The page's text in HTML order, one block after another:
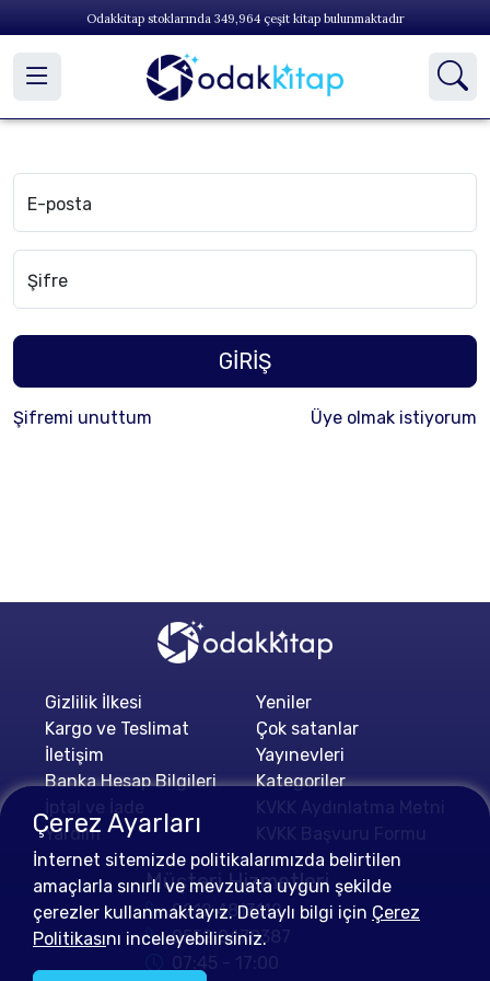
Odakkitap stoklarında 349,964çeşit kitap bulunmaktadır
E-posta
Şifre
GİRİŞ
Şifremi unuttum Üye olmak istiyorum
Gizlilik İlkesi
Kargo ve Teslimat
İletişim
Banka Hesap Bilgileri
Yardım
Yeniler
Çok satanlar
Yayınevleri
Kategoriler
Müşteri Hizmetleri
0212 4813112
0552 0478387
07:45 - 17:00
Çerez Ayarları
İnternet sitemizde politikalarımızda belirtilen
amaçlarla sınırlı ve mevzuata uygun şekilde
çerezler kullanmaktayız. Detaylı bilgi için Çerez
Politikasını inceleyebilirsiniz.